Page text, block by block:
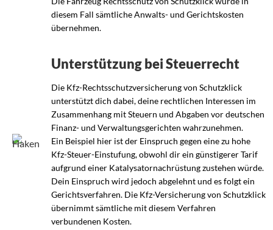
diesem Fall sämtliche Anwalts- und Gerichtskosten
übernehmen.
Unterstützung bei Steuerrecht
Die Kfz-Rechtsschutzversicherung von Schutzklick
unterstützt dich dabei, deine rechtlichen Interessen im
Zusammenhang mit Steuern und Abgaben vor deutschen
Finanz- und Verwaltungsgerichten wahrzunehmen.
Ein Beispiel hier ist der Einspruch gegen eine zu hohe
Kfz-Steuer-Einstufung, obwohl dir ein günstigerer Tarif
aufgrund einer Katalysatornachrüstung zustehen würde.
Dein Einspruch wird jedoch abgelehnt und es folgt ein
Gerichtsverfahren. Die Kfz-Versicherung von Schutzklick
übernimmt sämtliche mit diesem Verfahren
verbundenen Kosten.